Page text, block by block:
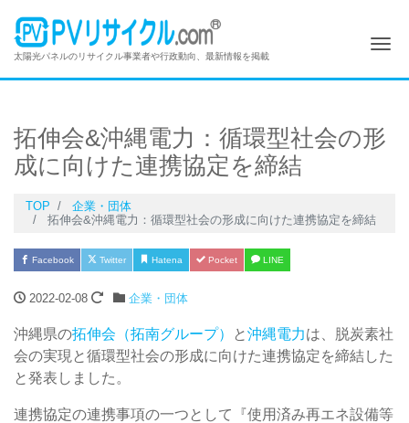
太陽光パネルのリサイクル事業者や行政動向、最新情報を掲載
拓伸会&沖縄電力：循環型社会の形
成に向けた連携協定を締結
TOP
企業・団体
拓伸会&沖縄電力：循環型社会の形成に向けた連携協定を締結
Facebook Twitter Hatena Pocket LINE
2022-02-08 企業・団体
沖縄県の拓伸会（拓南グループ） と沖縄電力は、脱炭素社
会の実現と循環型社会の形成に向けた連携協定を締結した
と発表しました。
連携協定の連携事項の一つとして『使用済み再エネ設備等